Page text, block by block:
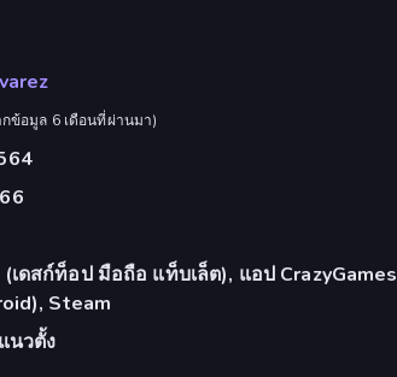
กข้อมูล 6 เดือนที่ผ่านมา)
(เดสก์ท็อป มือถือ แท็บเล็ต), แอป CrazyGames
Steam
นวตั้ง